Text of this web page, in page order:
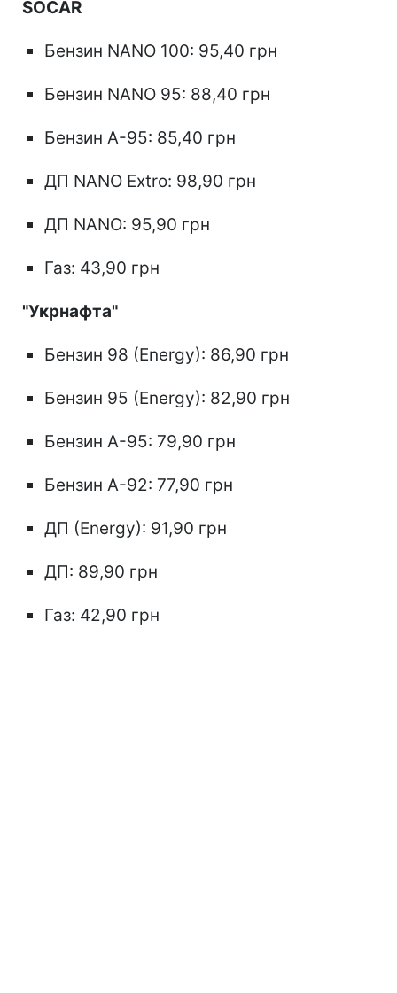
SOCAR
Бензин NANO 100: 95,40 грн
Бензин NANO 95: 88,40 грн
Бензин А-95: 85,40 грн
ДП NANO Extro: 98,90 грн
ДП NANO: 95,90 грн
Газ: 43,90 грн
"Укрнафта"
Бензин 98 (Energy): 86,90 грн
Бензин 95 (Energy): 82,90 грн
Бензин А-95: 79,90 грн
Бензин А-92: 77,90 грн
ДП (Energy): 91,90 грн
ДП: 89,90 грн
Газ: 42,90 грн